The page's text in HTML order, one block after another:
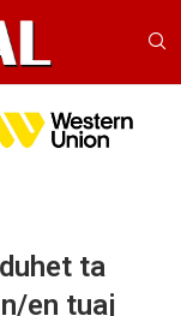
ta
en tuaj